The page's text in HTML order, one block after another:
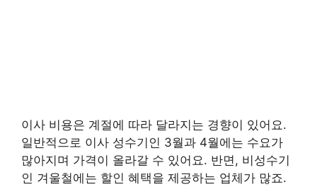
이사 비용은 계절에 따라 달라지는 경향이 있어요.
일반적으로 이사 성수기인 3월과 4월에는 수요가
많아지며 가격이 올라갈 수 있어요. 반면, 비성수기
인 겨울철에는 할인 혜택을 제공하는 업체가 많죠.